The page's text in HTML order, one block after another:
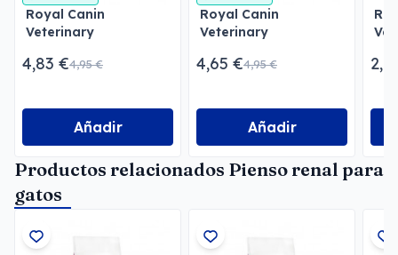
Royal Canin
Veterinary
Fat Paté
4,83 €4,95 €
Añadir
Royal Canin
Veterinary
4,65 €4,95 €
Añadir
Productos relacionados Pienso renal para
gatos